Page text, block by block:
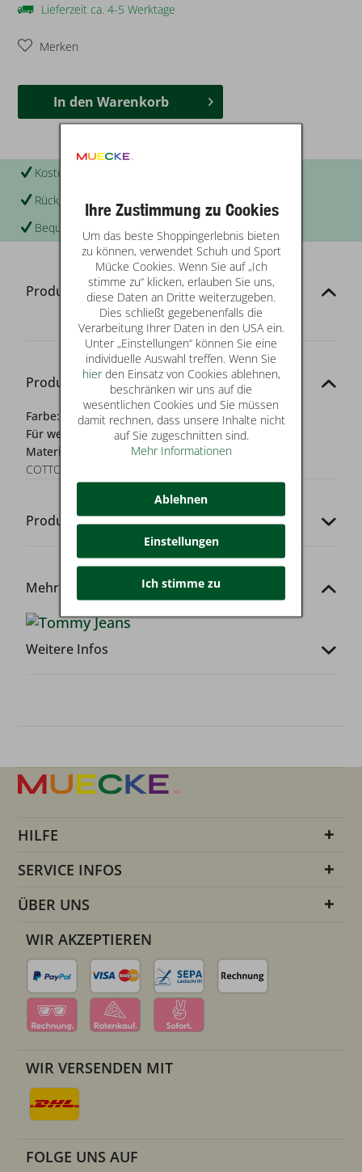
Lieferzeit ca. 4-5 Werktage
Merken
In den Warenkorb
Kostenloser Versand & Rückversand
Rückgabe in Ihrer Filiale
Bequem per Rechnung zahlen
Produktinformationen
Produkt-Details
Farbe:
blau
Für wen?:
Damen
Materialzusammensetzung: 100% REGENERATIVE
COTTON
Produkt-Codes
Mehr von dieser Marke
Weitere Infos
HILFE
SERVICE INFOS
ÜBER UNS
WIR AKZEPTIEREN
WIR VERSENDEN MIT
FOLGE UNS AUF
Ihre Zustimmung zu Cookies
Um das beste Shoppingerlebnis bieten
zu können, verwendet Schuh und Sport
Mücke Cookies. Wenn Sie auf „Ich
stimme zu“ klicken, erlauben Sie uns,
diese Daten an Dritte weiterzugeben.
Dies schließt gegebenenfalls die
Verarbeitung Ihrer Daten in den USA ein.
Unter „Einstellungen“ können Sie eine
individuelle Auswahl treffen. Wenn Sie
hierden Einsatz von Cookies ablehnen,
beschränken wir uns auf die
wesentlichen Cookies und Sie müssen
damit rechnen, dass unsere Inhalte nicht
auf Sie zugeschnitten sind.
Mehr Informationen
Ablehnen
Einstellungen
Ich stimme zu